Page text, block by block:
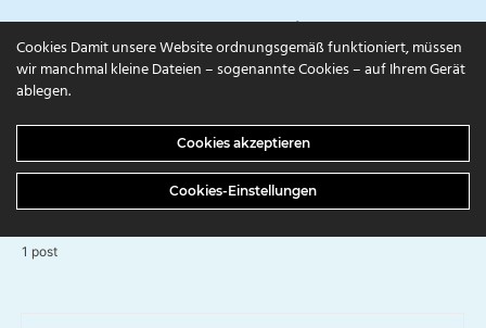
campuls.online
Staffellauf
1 post
Cookies Damit unsere Website ordnungsgemäß funktioniert, müssen
wir manchmal kleine Dateien – sogenannte Cookies – auf Ihrem Gerät
ablegen.
Cookies akzeptieren
Cookies-Einstellungen